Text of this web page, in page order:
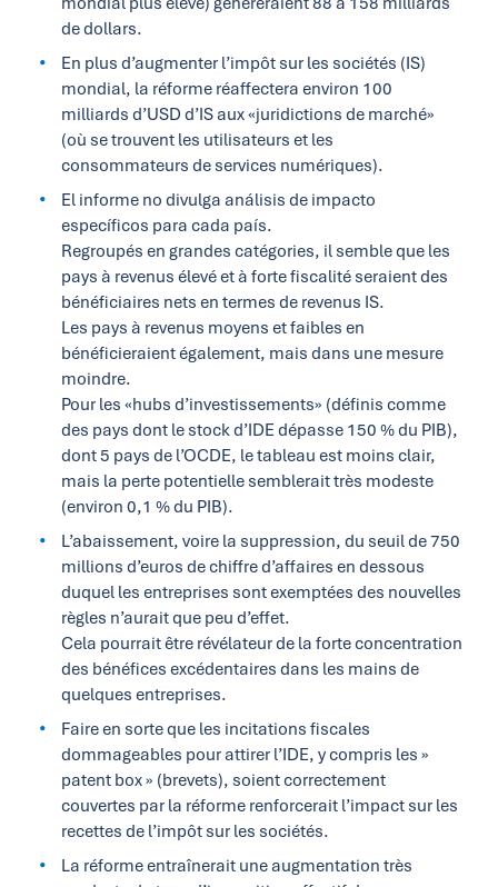
de dollars.
En plus d’augmenter l’impôt sur les sociétés (IS)
mondial, la réforme réaffectera environ 100
milliards d’USD d’IS aux «juridictions de marché»
(où se trouvent les utilisateurs et les
consommateurs de services numériques).
El informe no divulga análisis de impacto
específicos para cada país.
Regroupés en grandes catégories, il semble que les
pays à revenus élevé et à forte fiscalité seraient des
bénéficiaires nets en termes de revenus IS.
Les pays à revenus moyens et faibles en
bénéficieraient également, mais dans une mesure
moindre.
Pour les «hubs d’investissements» (définis comme
des pays dont le stock d’IDE dépasse 150 % du PIB),
dont 5 pays de l’OCDE, le tableau est moins clair,
mais la perte potentielle semblerait très modeste
(environ 0,1 % du PIB).
L’abaissement, voire la suppression, du seuil de 750
millions d’euros de chiffre d’affaires en dessous
duquel les entreprises sont exemptées des nouvelles
règles n’aurait que peu d’effet.
Cela pourrait être révélateur de la forte concentration
des bénéfices excédentaires dans les mains de
quelques entreprises.
Faire en sorte que les incitations fiscales
dommageables pour attirer l’IDE, y compris les »
patent box » (brevets), soient correctement
couvertes par la réforme renforcerait l’impact sur les
recettes de l’impôt sur les sociétés.
La réforme entraînerait une augmentation très